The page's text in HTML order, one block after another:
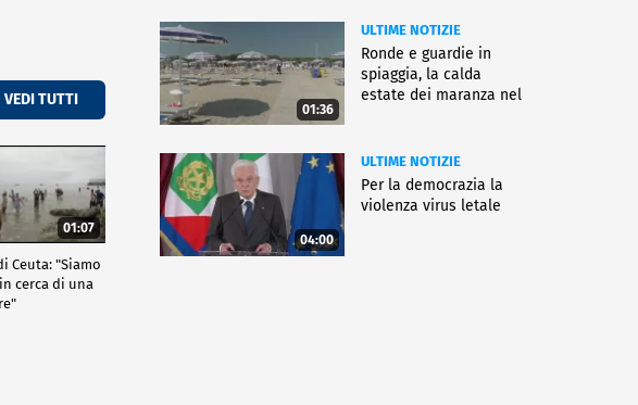
VEDI TUTTI
01:07
Ceuta: "Siamo
cerca di una
01:36
ULTIME NOTIZIE
Ronde e guardie in
spiaggia, la calda
estate dei maranza nel
04:00
ULTIME NOTIZIE
Per la democrazia la
violenza virus letale